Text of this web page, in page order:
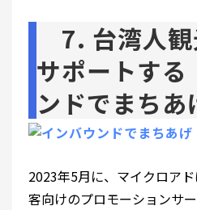
7. 台湾人
サポートする
ンドでまちあ
2023年5月に、マイクロア
客向けのプロモーションサ